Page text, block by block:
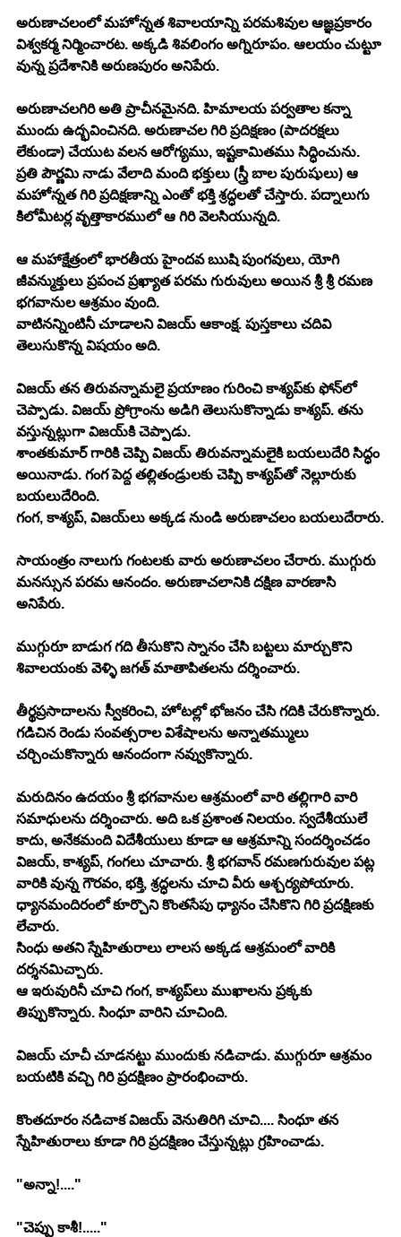
అరుణాచలంలో మహోన్నత శివాలయాన్ని పరమశివుల ఆజ్ఞప్రకారం
విశ్వకర్మ నిర్మించారట. అక్కడి శివలింగం అగ్నిరూపం. ఆలయం చుట్టూ
వున్న ప్రదేశానికి అరుణపురం అనిపేరు.
అరుణాచలగిరి అతి ప్రాచీనమైనది. హిమాలయ పర్వతాల కన్నా
ముందు ఉద్భవించినది. అరుణాచల గిరి ప్రదిక్షణం (పాదరక్షలు
లేకుండా) చేయుట వలన ఆరోగ్యము, ఇష్టకామితము సిద్ధించును.
ప్రతి పౌర్ణమి నాడు వేలాది మంది భక్తులు (స్త్రీ బాల పురుషులు) ఆ
మహోన్నత గిరి ప్రదిక్షణాన్ని ఎంతో భక్తి శ్రద్ధలతో చేస్తారు. పద్నాలుగు
కిలోమీటర్ల వృత్తాకారములో ఆ గిరి వెలసియున్నది.
ఆ మహాక్షేత్రంలో భారతీయ హైందవ ఋషి పుంగవులు, యోగి
జీవన్ముక్తులు ప్రపంచ ప్రఖ్యాత పరమ గురువులు అయిన శ్రీ శ్రీ రమణ
భగవానుల ఆశ్రమం వుంది.
వాటినన్నింటినీ చూడాలని విజయ్ ఆకాంక్ష. పుస్తకాలు చదివి
తెలుసుకొన్న విషయం అది.
విజయ్ తన తిరువన్నామలై ప్రయాణం గురించి కాశ్యప్‍కు ఫోన్‍లో
చెప్పాడు. విజయ్ ప్రోగ్రాం‍ను అడిగి తెలుసుకొన్నాడు కాశ్యప్. తను
వస్తున్నట్లుగా విజయ్‍కి చెప్పాడు.
శాంతకుమార్ గారికి చెప్పి విజయ్ తిరువన్నామలైకి బయలుదేరి సిద్ధం
అయినాడు. గంగ పెద్ద తల్లితండ్రులకు చెప్పి కాశ్యప్‍తో నెల్లూరుకు
బయలుదేరింది.
గంగ, కాశ్యప్‍, విజయ్‍లు అక్కడ నుండి అరుణాచలం బయలుదేరారు.
సాయంత్రం నాలుగు గంటలకు వారు అరుణాచలం చేరారు. ముగ్గురు
మనస్సున పరమ ఆనందం. అరుణాచలానికి దక్షిణ వారణాసి
అనిపేరు.
ముగ్గురూ బాడుగ గది తీసుకొని స్నానం చేసి బట్టలు మార్చుకొని
శివాలయంకు వెళ్ళి జగత్ మాతాపితలను దర్శించారు.
తీర్థప్రసాదాలను స్వీకరించి, హోటల్లో భోజనం చేసి గదికి చేరుకొన్నారు.
గడిచిన రెండు సంవత్సరాల విశేషాలను అన్నాతమ్ములు
చర్చించుకొన్నారు ఆనందంగా నవ్వుకొన్నారు.
మరుదినం ఉదయం శ్రీ భగవానుల ఆశ్రమంలో వారి తల్లిగారి వారి
సమాధులను దర్శించారు. అది ఒక ప్రశాంత నిలయం. స్వదేశీయులే
కాదు, అనేకమంది విదేశీయులు కూడా ఆ ఆశ్రమాన్ని సందర్శించడం
విజయ్, కాశ్యప్, గంగలు చూచారు. శ్రీ భగవాన్ రమణగురువుల పట్ల
వారికి వున్న గౌరవం, భక్తి, శ్రద్ధలను చూచి వీరు ఆశ్చర్యపోయారు.
ధ్యానమందిరంలో కూర్చొని కొంతసేపు ధ్యానం చేసికొని గిరి ప్రదక్షిణకు
లేచారు.
సింధు అతని స్నేహితురాలు లాలస అక్కడ ఆశ్రమంలో వారికి
దర్శనమిచ్చారు.
ఆ ఇరువురినీ చూచి గంగ, కాశ్యప్‍లు ముఖాలను ప్రక్కకు
తిప్పుకొన్నారు. సింధూ వారిని చూచింది.
విజయ్ చూచీ చూడనట్టు ముందుకు నడిచాడు. ముగ్గురూ ఆశ్రమం
బయటికి వచ్చి గిరి ప్రదక్షిణం ప్రారంభించారు.
కొంతదూరం నడిచాక విజయ్ వెనుతిరిగి చూచి.... సింధూ తన
స్నేహితురాలు కూడా గిరి ప్రదక్షిణం చేస్తున్నట్లు గ్రహించాడు.
"అన్నా!...."
"చెప్పు కాశీ!....."